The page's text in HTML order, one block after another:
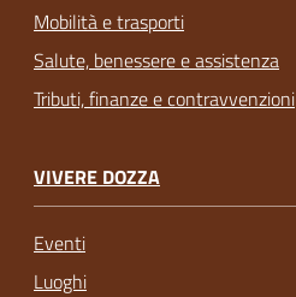
Mobilità e trasporti
Salute, benessere e assistenza
Tributi, finanze e contravvenzioni
VIVERE DOZZA
Eventi
Luoghi